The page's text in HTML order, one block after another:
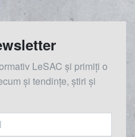
LeSAC și primiți o
și tendințe, știri și